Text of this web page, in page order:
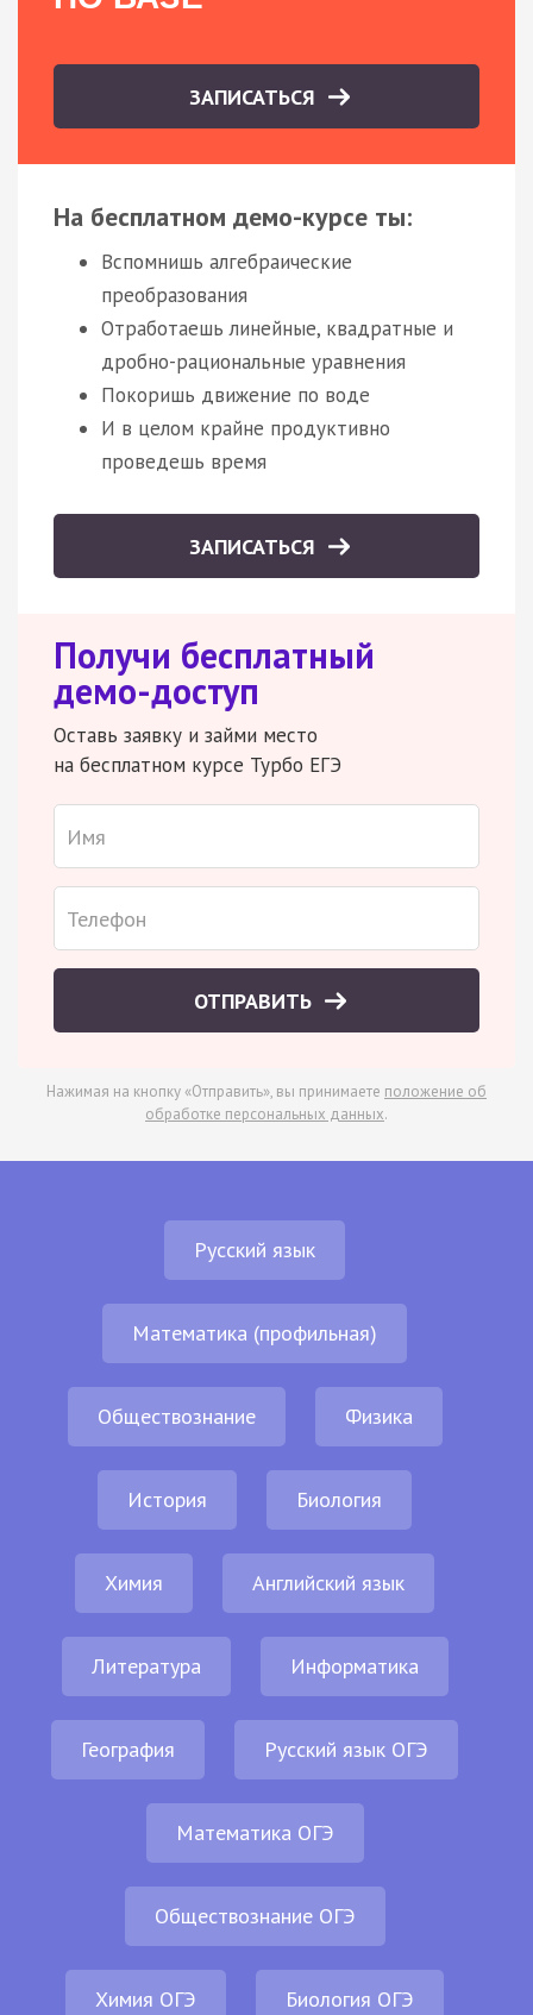
ЗАПИСАТЬСЯ
На бесплатном демо-курсе ты:
Вспомнишь алгебраические
преобразования
Отработаешь линейные, квадратные и
дробно-рациональные уравнения
Покоришь движение по воде
И в целом крайне продуктивно
проведешь время
ЗАПИСАТЬСЯ
Получи бесплатный
демо-доступ
Оставь заявку и займи место
на бесплатном курсе Турбо ЕГЭ
ОТПРАВИТЬ
Нажимая на кнопку «Отправить», вы принимаете положение об
обработке персональных данных.
Русский язык
Математика (профильная)
Обществознание Физика
История Биология
Химия Английский язык
Литература Информатика
География Русский язык ОГЭ
Математика ОГЭ
Обществознание ОГЭ
Химия ОГЭ Биология ОГЭ